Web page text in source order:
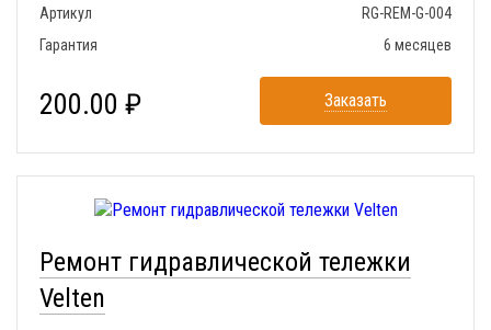
Артикул
RG-REM-G-004
Гарантия
6 месяцев
200.00 ₽ Заказать
Ремонт гидравлической тележки
Velten